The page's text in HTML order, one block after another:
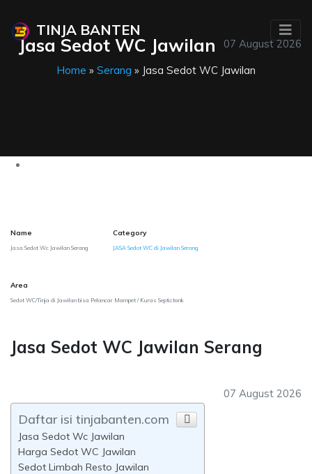
TINJA BANTEN
07 August 2026
Jasa Sedot WC Jawilan
Home » Serang » Jasa Sedot WC Jawilan
Name
Jasa Sedot Wc Jawilan Serang
Category
JASA Sedot WC di Jawilan Serang
Area
Sedot WC/Tinja di Jawilan bisa Pelancar Mampet / Kuras Septictank
Jasa Sedot WC Jawilan Serang
07 August 2026
Daftar isi tinjabanten.com
Jasa Sedot Wc Jawilan
Harga Sedot WC Jawilan
Sedot Limbah Resto Jawilan